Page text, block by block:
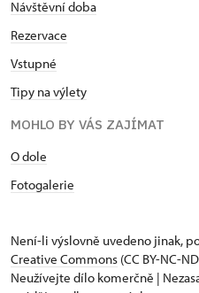
Návštěvní doba
Rezervace
Vstupné
Tipy na výlety
MOHLO BY VÁS ZAJÍMAT
O dole
Fotogalerie
Není-li výslovně uvedeno jinak,
Creative Commons (CC BY-NC-
Neužívejte dílo komerčně |